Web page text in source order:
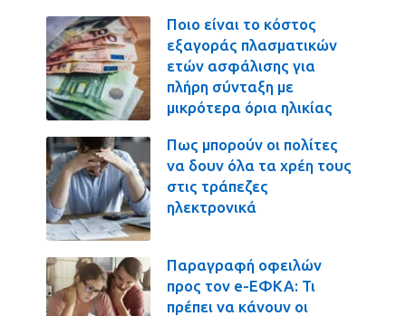
Ποιο είναι το κόστος
εξαγοράς πλασματικών
ετών ασφάλισης για
πλήρη σύνταξη με
μικρότερα όρια ηλικίας
Πως μπορούν οι πολίτες
να δουν όλα τα χρέη τους
στις τράπεζες
ηλεκτρονικά
Παραγραφή οφειλών
προς τον e-ΕΦΚΑ: Τι
πρέπει να κάνουν οι